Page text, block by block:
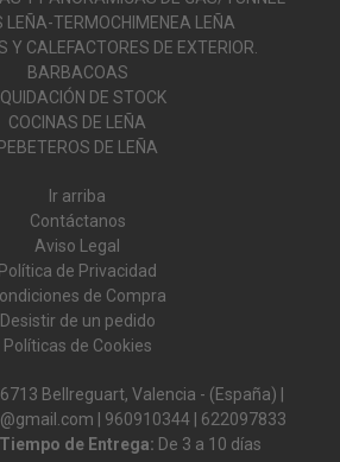
LEÑA-TERMOCHIMENEA LEÑA
Y CALEFACTORES DE EXTERIOR.
BARBACOAS
DE STOCK
COCINAS DE LEÑA
PEBETEROS DE LEÑA
Ir arriba
Contáctanos
Aviso Legal
Política de Privacidad
de Compra
Desistir de un pedido
Políticas de Cookies
Bellreguart, Valencia - (España) |
| 960910344
622097833
Tiempo de Entrega: De 3 a 10 días